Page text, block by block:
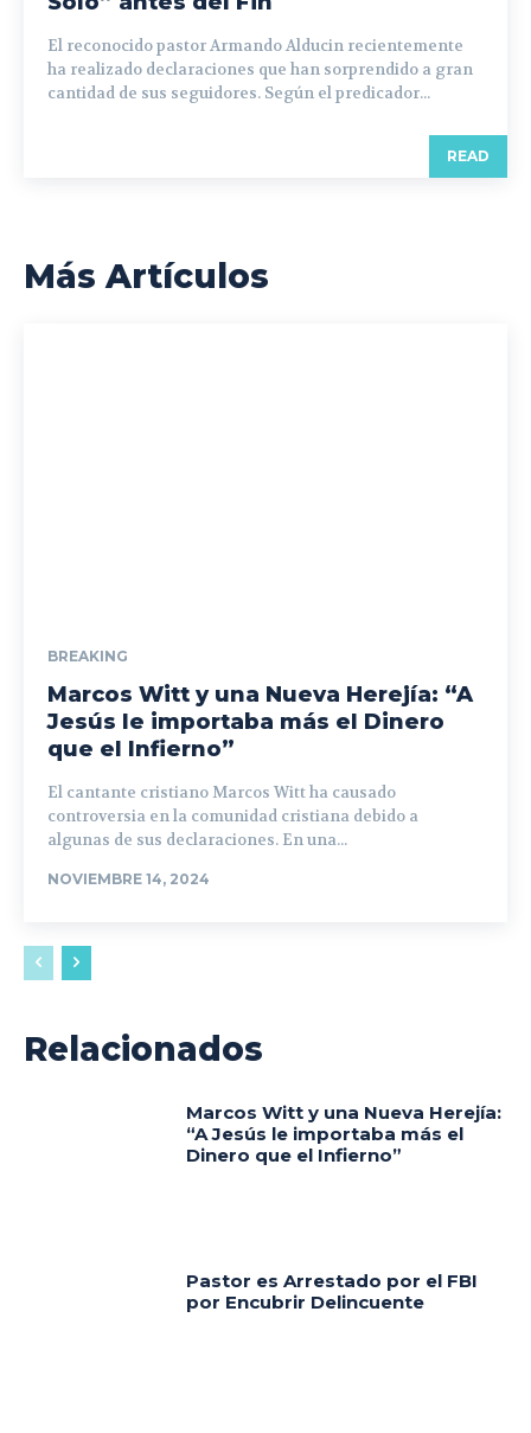
El reconocido pastor Armando Alducin recientemente
ha realizado declaraciones que han sorprendido a gran
cantidad de sus seguidores. Según el predicador...
READ
Más Artículos
BREAKING
Marcos Witt y una Nueva Herejía: “A
Jesús le importaba más el Dinero
que el Infierno”
El cantante cristiano Marcos Witt ha causado
controversia en la comunidad cristiana debido a
algunas de sus declaraciones. En una...
NOVIEMBRE 14, 2024
Relacionados
Marcos Witt y una Nueva Herejía:
“A Jesús le importaba más el
Dinero que el Infierno”
Pastor es Arrestado por el FBI
por Encubrir Delincuente